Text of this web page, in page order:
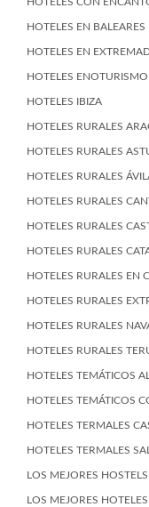
HOTELES CON
HOTELES EN BALEARES
HOTELES EN
HOTELES ENOTURISMO
HOTELES IBIZA
HOTELES RURALES
HOTELES RURALES
HOTELES RURALES
HOTELES RURALES
HOTELES RURALES
HOTELES RURALES
HOTELES RURALES EN
HOTELES RURALES
HOTELES RURALES
HOTELES RURALES
HOTELES TEMÁTICOS
HOTELES TEMÁTICOS
HOTELES TERMALES
HOTELES TERMALES
LOS MEJORES HOSTELS
LOS MEJORES HOTELES